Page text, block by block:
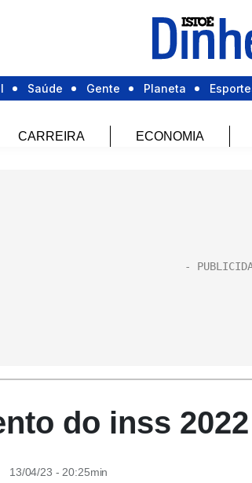
Saúde Gente Planeta
CARREIRA ECONOMIA
do inss 2022
13/04/23 - 20:25min